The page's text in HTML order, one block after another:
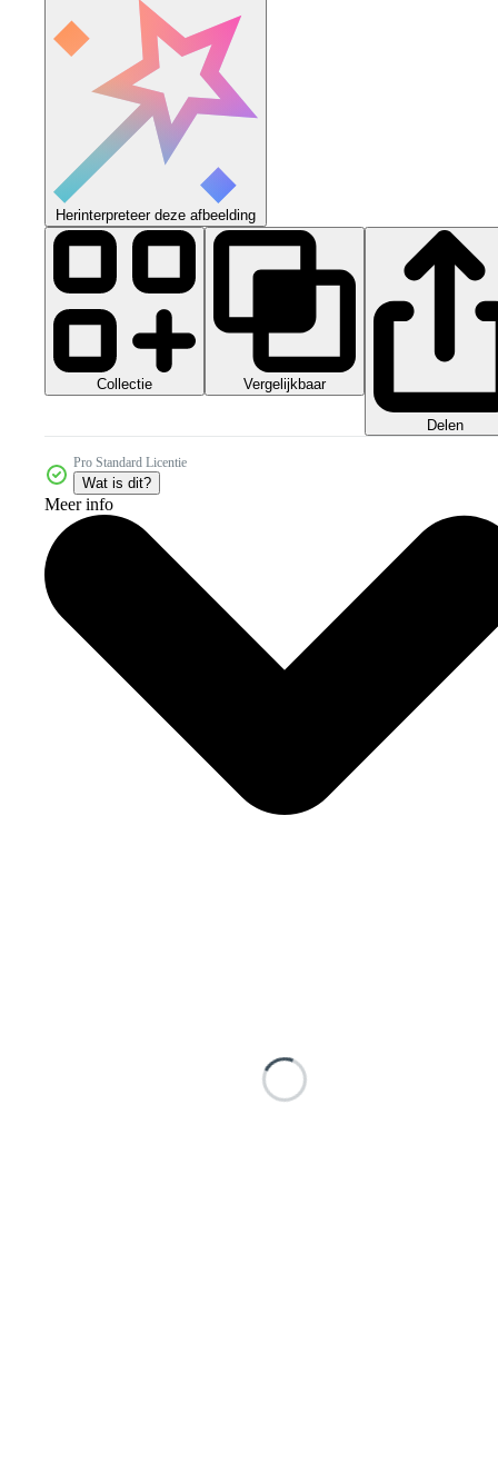
Herinterpreteer deze afbeelding
Collectie Vergelijkbaar
Delen
Pro Standard Licentie
Wat is dit?
Meer info